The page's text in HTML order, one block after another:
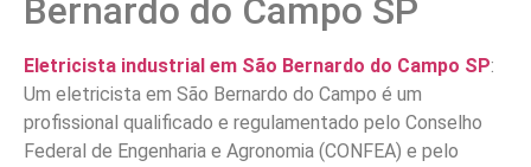
Bernardo do Campo SP
Eletricista industrial em São Bernardo do Campo SP:
Um eletricista em São Bernardo do Campo é um
profissional qualificado e regulamentado pelo Conselho
Federal de Engenharia e Agronomia (CONFEA) e pelo